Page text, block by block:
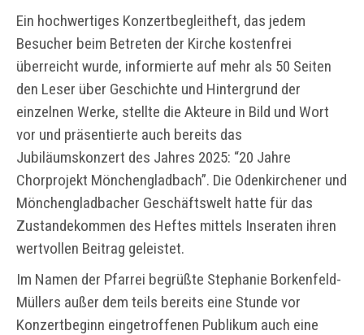
Ein hochwertiges Konzertbegleitheft, das jedem
Besucher beim Betreten der Kirche kostenfrei
überreicht wurde, informierte auf mehr als 50 Seiten
den Leser über Geschichte und Hintergrund der
einzelnen Werke, stellte die Akteure in Bild und Wort
vor und präsentierte auch bereits das
Jubiläumskonzert des Jahres 2025: “20 Jahre
Chorprojekt Mönchengladbach”. Die Odenkirchener und
Mönchengladbacher Geschäftswelt hatte für das
Zustandekommen des Heftes mittels Inseraten ihren
wertvollen Beitrag geleistet.
Im Namen der Pfarrei begrüßte Stephanie Borkenfeld-
Müllers außer dem teils bereits eine Stunde vor
Konzertbeginn eingetroffenen Publikum auch eine